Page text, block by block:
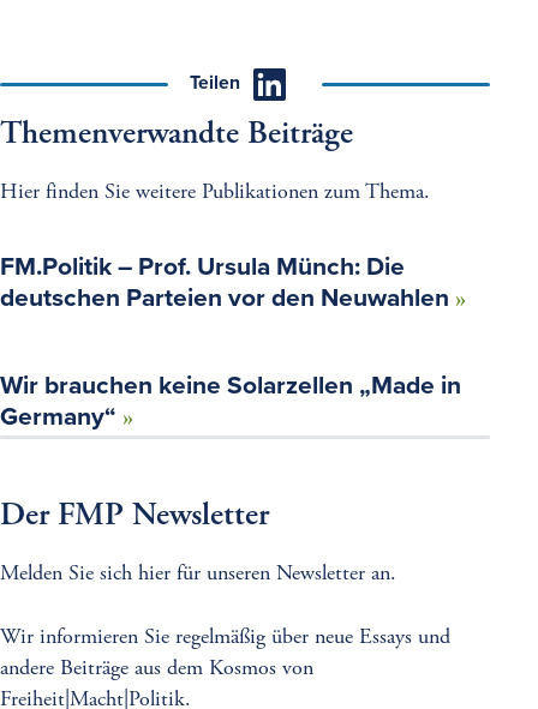
Teilen
Themenverwandte Beiträge
Hier finden Sie weitere Publikationen zum Thema.
FM.Politik – Prof. Ursula Münch: Die
deutschen Parteien vor den Neuwahlen
Wir brauchen keine Solarzellen „Made in
Germany“
Der FMP Newsletter
Melden Sie sich hier für unseren Newsletter an.
Wir informieren Sie regelmäßig über neue Essays und
andere Beiträge aus dem Kosmos von
Freiheit|Macht|Politik.